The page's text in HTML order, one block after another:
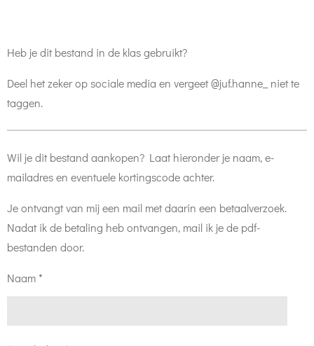
Heb je dit bestand in de klas gebruikt?
Deel het zeker op sociale media en vergeet @juf.hanne_ niet te
taggen.
Wil je dit bestand aankopen? Laat hieronder je naam, e-
mailadres en eventuele kortingscode achter.
Je ontvangt van mij een mail met daarin een betaalverzoek.
Nadat ik de betaling heb ontvangen, mail ik je de pdf-
bestanden door.
Naam *